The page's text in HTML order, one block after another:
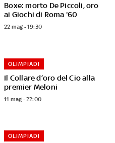
Boxe: morto De Piccoli, oro
ai Giochi di Roma '60
22 mag - 19:30
Il Collare d’oro del Cio alla
premier Meloni
OLIMPIADI
11 mag - 22:00
OLIMPIADI